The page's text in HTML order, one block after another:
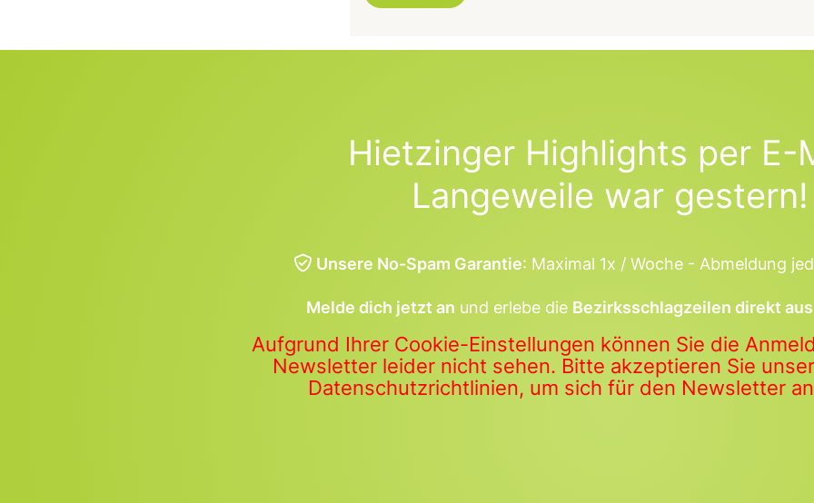
Hietzinger Highlights per E-
Langeweile war gestern!
Unsere No-Spam Garantie: Maximal 1x / Woche - Abmeldung
Melde dich jetzt an und erlebe die Bezirksschlagzeilen direkt
Aufgrund Ihrer Cookie-Einstellungen können Sie die
Newsletter leider nicht sehen. Bitte akzeptieren Sie
Datenschutzrichtlinien, um sich für den Newsletter